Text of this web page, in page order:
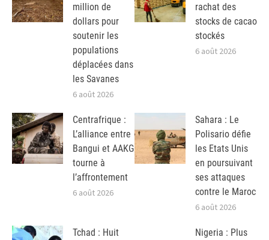
million de
dollars pour
soutenir les
populations
déplacées dans
les Savanes
6 août 2026
rachat des
stocks de cacao
stockés
6 août 2026
Centrafrique :
L’alliance entre
Bangui et AAKG
tourne à
l’affrontement
6 août 2026
Sahara : Le
Polisario défie
les Etats Unis
en poursuivant
ses attaques
contre le Maroc
6 août 2026
Tchad : Huit
Nigeria : Plus